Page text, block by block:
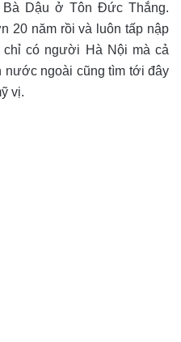
Dậu ở Tôn Đức Thắng.
20 năm rồi và luôn tấp nập
chỉ có người Hà Nội mà cả
nước ngoài cũng tìm tới đây
vị.